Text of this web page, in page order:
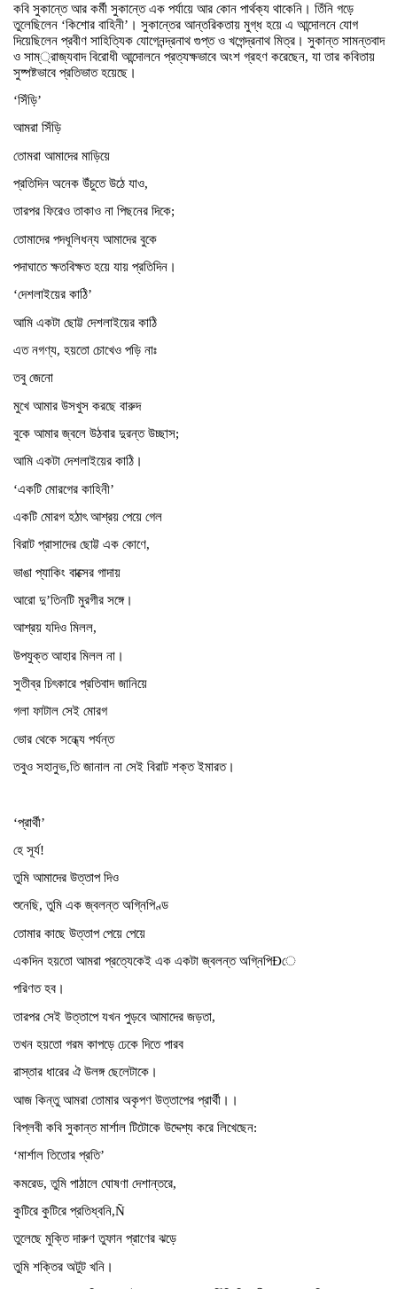
কবি সুকান্তে আর কর্মী সুকান্তে এক পর্যায়ে আর কোন পার্থক্য থাকেনি। তিঁনি গড়ে
তুলেছিলেন ‘কিশোর বাহিনী’। সুকান্তের আন্তরিকতায় মুগ্ধ হয়ে এ আন্দোলনে যোগ
দিয়েছিলেন প্রবীণ সাহিত্যিক যোগেনন্দ্রনাথ গুপ্ত ও খগেন্দ্রনাথ মিত্র। সুকান্ত সামন্তবাদ
ও সাম্্রাজ্যবাদ বিরোধী আন্দোলনে প্রত্যক্ষভাবে অংশ গ্রহণ করেছেন, যা তার কবিতায়
সুষ্পষ্টভাবে প্রতিভাত হয়েছে।
‘সিঁড়ি’
আমরা সিঁড়ি
তোমরা আমাদের মাড়িয়ে
প্রতিদিন অনেক উঁচুতে উঠে যাও,
তারপর ফিরেও তাকাও না পিছনের দিকে;
তোমাদের পদধূলিধন্য আমাদের বুকে
পদাঘাতে ক্ষতবিক্ষত হয়ে যায় প্রতিদিন।
‘দেশলাইয়ের কাঠি’
আমি একটা ছোট্ট দেশলাইয়ের কাঠি
এত নগণ্য, হয়তো চোখেও পড়ি নাঃ
তবু জেনো
মুখে আমার উসখুস করছে বারুদ
বুকে আমার জ্বলে উঠবার দুরন্ত উচ্ছাস;
আমি একটা দেশলাইয়ের কাঠি।
‘একটি মোরগের কাহিনী’
একটি মোরগ হঠাৎ আশ্রয় পেয়ে গেল
বিরাট প্রাসাদের ছোট্ট এক কোণে,
ভাঙা প্যাকিং বাক্সের গাদায়
আরো দু’তিনটি মুরগীর সঙ্গে।
আশ্রয় যদিও মিলল,
উপযুক্ত আহার মিলল না।
সুতীব্র চিৎকারে প্রতিবাদ জানিয়ে
গলা ফাটাল সেই মোরগ
ভোর থেকে সন্ধ্যে পর্যন্ত
তবুও সহানুভ‚তি জানাল না সেই বিরাট শক্ত ইমারত।
‘প্রার্থী’
হে সূর্য!
তুমি আমাদের উত্তাপ দিও
শুনেছি, তুমি এক জ্বলন্ত অগ্নিপিণ্ড
তোমার কাছে উত্তাপ পেয়ে পেয়ে
একদিন হয়তো আমরা প্রত্যেকেই এক একটা জ্বলন্ত অগ্নিপিÐে
পরিণত হব।
তারপর সেই উত্তাপে যখন পুড়বে আমাদের জড়তা,
তখন হয়তো গরম কাপড়ে ঢেকে দিতে পারব
রাস্তার ধারের ঐ উলঙ্গ ছেলেটাকে।
আজ কিন্তু আমরা তোমার অকৃপণ উত্তাপের প্রার্থী।।
বিপ্লবী কবি সুকান্ত মার্শাল টিটোকে উদ্দেশ্য করে লিখেছেন:
‘মার্শাল তিতোর প্রতি’
কমরেড, তুমি পাঠালে ঘোষণা দেশান্তরে,
কুটিরে কুটিরে প্রতিধ্বনি,Ñ
তুলেছে মুক্তি দারুণ তুফান প্রাণের ঝড়ে
তুমি শক্তির অটুট খনি।